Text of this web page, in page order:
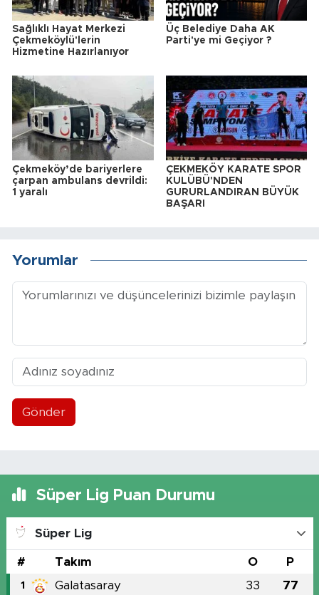
Sağlıklı Hayat Merkezi
Çekmeköylü'lerin
Hizmetine Hazırlanıyor
Üç Belediye Daha AK
Parti'ye mi Geçiyor ?
Çekmeköy’de bariyerlere
çarpan ambulans devrildi:
1 yaralı
ÇEKMEKÖY KARATE SPOR
KULÜBÜ'NDEN
GURURLANDIRAN BÜYÜK
BAŞARI
Yorumlar
Gönder
Süper Lig Puan Durumu
Süper Lig
# Takım O P
1 Galatasaray 33 77